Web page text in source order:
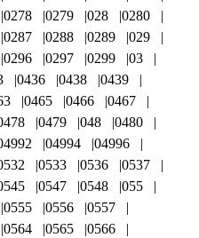
0278 0279 028
0280
0287 0288 0289
029
0296 0297 0299
03
0436 0438
0439
0465 0466
0467
0479 048
0480
04994
04996
0533 0536
0537
0547 0548
055
0555 0556
0557
0564 0565
0566